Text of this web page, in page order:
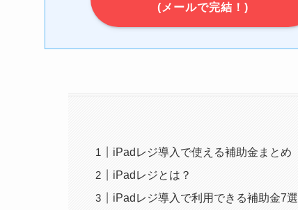
(メールで完結！)
iPadレジ導入で使える補助金まとめ
iPadレジとは？
iPadレジ導入で利用できる補助金7選